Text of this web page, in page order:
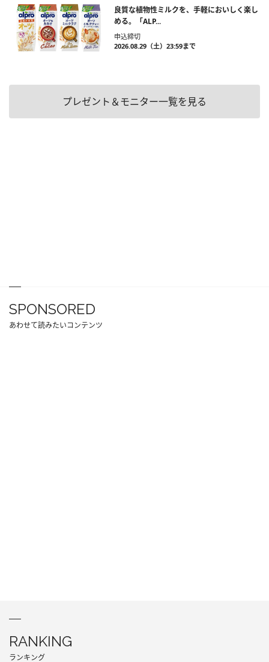
良質な植物性ミルクを、手軽においしく楽し
める。「ALP...
申込締切
2026.08.29（土）23:59まで
プレゼント＆モニター一覧を見る
SPONSORED
あわせて読みたいコンテンツ
RANKING
ランキング